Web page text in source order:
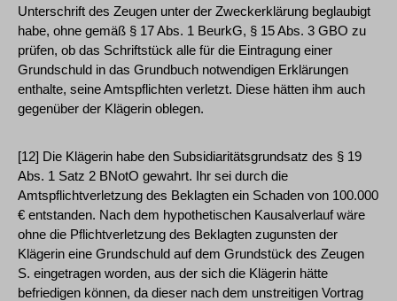
Unterschrift des Zeugen unter der Zweckerklärung beglaubigt
habe, ohne gemäß § 17 Abs. 1 BeurkG, § 15 Abs. 3 GBO zu
prüfen, ob das Schriftstück alle für die Eintragung einer
Grundschuld in das Grundbuch notwendigen Erklärungen
enthalte, seine Amtspflichten verletzt. Diese hätten ihm auch
gegenüber der Klägerin oblegen.
[12] Die Klägerin habe den Subsidiaritätsgrundsatz des § 19
Abs. 1 Satz 2 BNotO gewahrt. Ihr sei durch die
Amtspflichtverletzung des Beklagten ein Schaden von 100.000
€ entstanden. Nach dem hypothetischen Kausalverlauf wäre
ohne die Pflichtverletzung des Beklagten zugunsten der
Klägerin eine Grundschuld auf dem Grundstück des Zeugen
S. eingetragen worden, aus der sich die Klägerin hätte
befriedigen können, da dieser nach dem unstreitigen Vortrag